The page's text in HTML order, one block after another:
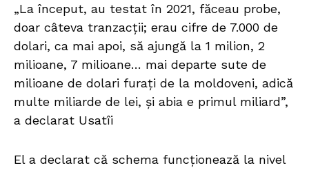
„La început, au testat în 2021, făceau probe,
doar câteva tranzacții; erau cifre de 7.000 de
dolari, ca mai apoi, să ajungă la 1 milion, 2
milioane, 7 milioane… mai departe sute de
milioane de dolari furați de la moldoveni, adică
multe miliarde de lei, și abia e primul miliard”,
a declarat Usatîi
El a declarat că schema funcționează la nivel